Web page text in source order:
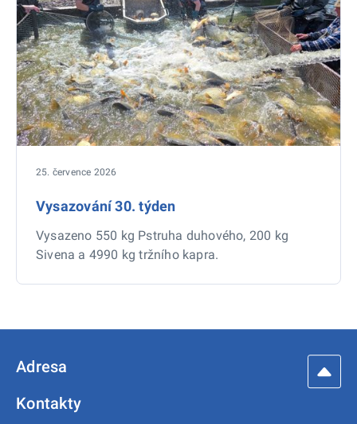
25. července 2026
Vysazování 30. týden
Vysazeno 550 kg Pstruha duhového, 200 kg
Sivena a 4990 kg tržního kapra.
Adresa
Kontakty